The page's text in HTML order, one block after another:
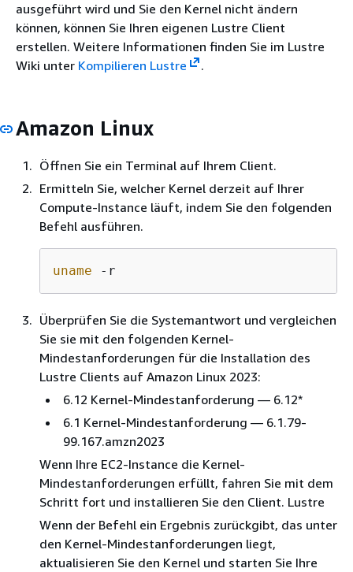
ausgeführt wird und Sie den Kernel nicht ändern
können, können Sie Ihren eigenen Lustre Client
erstellen. Weitere Informationen finden Sie im Lustre
Wiki unter Kompilieren Lustre .
Amazon Linux
Öffnen Sie ein Terminal auf Ihrem Client.
Ermitteln Sie, welcher Kernel derzeit auf Ihrer
Compute-Instance läuft, indem Sie den folgenden
Befehl ausführen.
uname -r
Überprüfen Sie die Systemantwort und vergleichen
Sie sie mit den folgenden Kernel-
Mindestanforderungen für die Installation des
Lustre Clients auf Amazon Linux 2023:
6.12 Kernel-Mindestanforderung — 6.12*
6.1 Kernel-Mindestanforderung — 6.1.79-
99.167.amzn2023
Wenn Ihre EC2-Instance die Kernel-
Mindestanforderungen erfüllt, fahren Sie mit dem
Schritt fort und installieren Sie den Client. Lustre
Wenn der Befehl ein Ergebnis zurückgibt, das unter
den Kernel-Mindestanforderungen liegt,
aktualisieren Sie den Kernel und starten Sie Ihre